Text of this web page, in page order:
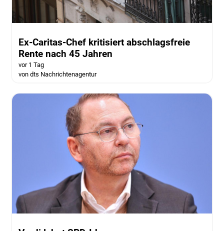
Ex-Caritas-Chef kritisiert abschlagsfreie
Rente nach 45 Jahren
vor 1 Tag
von dts Nachrichtenagentur